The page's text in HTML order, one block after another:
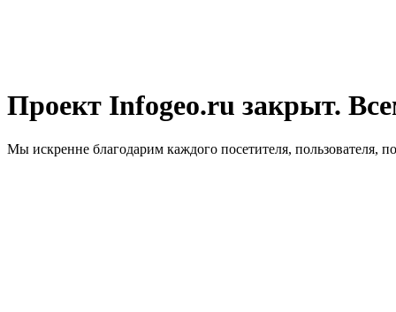
Проект Infogeo.ru закрыт.
Мы искренне благодарим каждого посетителя, пользователя,